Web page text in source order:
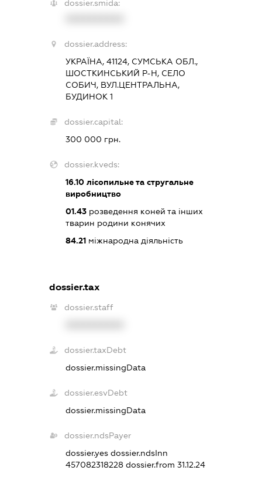
dossier.smida:
dossier.address:
УКРАЇНА, 41124, СУМСЬКА ОБЛ.,
ШОСТКИНСЬКИЙ Р-Н, СЕЛО
СОБИЧ, ВУЛ.ЦЕНТРАЛЬНА,
БУДИНОК 1
dossier.capital:
300 000 грн.
dossier.kveds:
16.10лісопильне та стругальне
виробництво
01.43розведення коней та інших
тварин родини конячих
84.21міжнародна діяльність
dossier.tax
dossier.staff
dossier.taxDebt
dossier.missingData
dossier.esvDebt
dossier.missingData
dossier.ndsPayer
dossier.yes dossier.ndsInn
457082318228 dossier.from 31.12.24